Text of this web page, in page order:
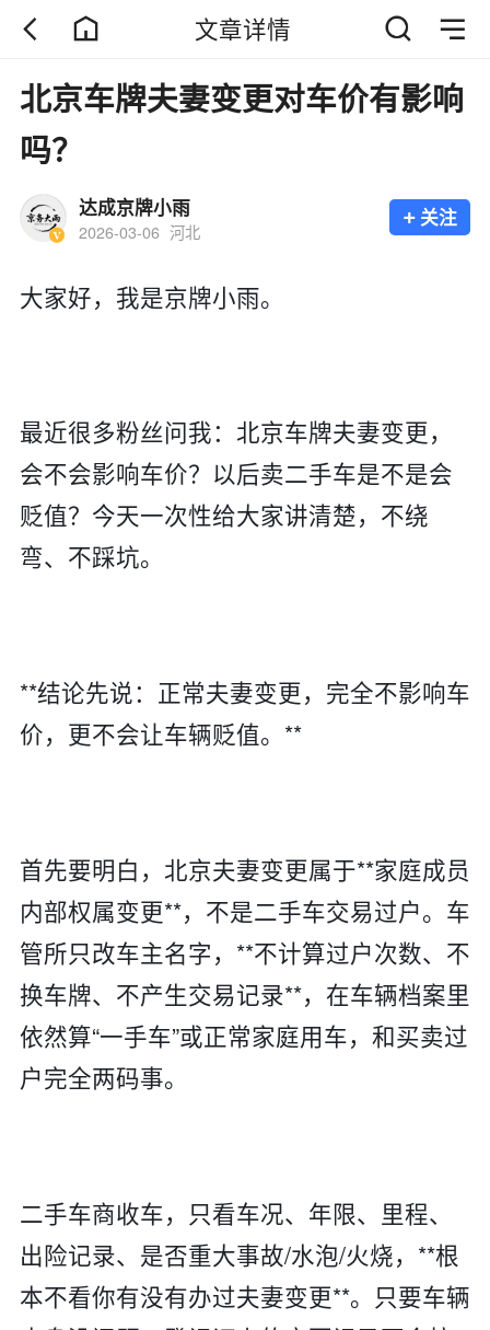
文章详情
北京车牌夫妻变更对车价有影响
吗？
达成京牌小雨
2026-03-06 河北
+ 关注
大家好，我是京牌小雨。
最近很多粉丝问我：北京车牌夫妻变更，
会不会影响车价？以后卖二手车是不是会
贬值？今天一次性给大家讲清楚，不绕
弯、不踩坑。
**结论先说：正常夫妻变更，完全不影响车
价，更不会让车辆贬值。**
首先要明白，北京夫妻变更属于**家庭成员
内部权属变更**，不是二手车交易过户。车
管所只改车主名字，**不计算过户次数、不
换车牌、不产生交易记录**，在车辆档案里
依然算“一手车”或正常家庭用车，和买卖过
户完全两码事。
二手车商收车，只看车况、年限、里程、
出险记录、是否重大事故/水泡/火烧，**根
本不看你有没有办过夫妻变更**。只要车辆